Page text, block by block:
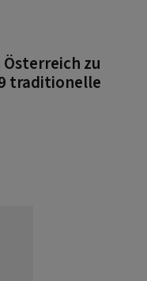
zu
traditionelle